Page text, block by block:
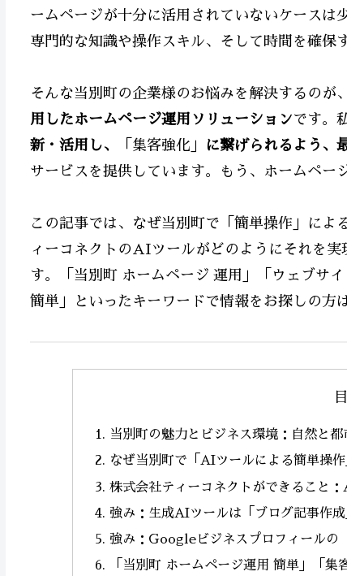
ームページが十分に活用されていないケースは
専門的な知識や操作スキル、そして時間を確保
そんな当別町の企業様のお悩みを解決するのが、
用したホームページ運用ソリューションです。
新・活用し、
「集客強化」 に繋げられるよう、
サービスを提供しています。もう、ホームペー
この記事では、なぜ当別町で「簡単操作」によ
ィーコネクトのAIツールがどのようにそれを
す。「当別町 ホームページ 運用」「ウェブサ
簡単」といったキーワードで情報をお探しの方
当別町の魅力とビジネス環境：自然と
なぜ当別町で「AIツールによる簡単操
株式会社ティーコネクトができること
強み：生成AIツールは「ブログ記事作
強み：Googleビジネスプロフィールの
「当別町 ホームページ運用 簡単」「集